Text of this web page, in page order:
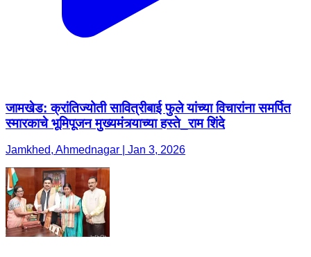
जामखेड: क्रांतिज्योती सावित्रीबाई फुले यांच्या विचारांना समर्पित
स्मारकाचे भूमिपूजन मुख्यमंत्र्याच्या हस्ते_राम शिंदे
Jamkhed, Ahmednagar | Jan 3, 2026